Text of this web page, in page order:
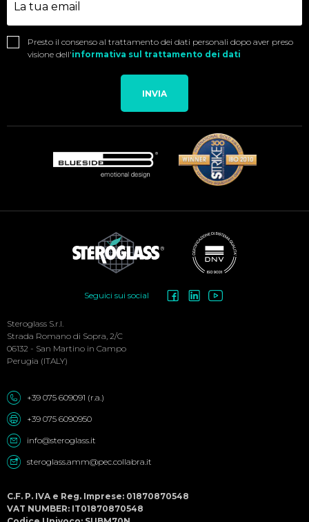
Presto il consenso al trattamento dei dati personali dopo aver preso
visione dell'informativa sul trattamento dei dati
INVIA
Menu
Seguici sui social
Steroglass S.r.l.
Strada Romano di Sopra, 2/C
06132 - San Martino in Campo
Perugia (ITALY)
+39 075 609091 (r.a.)
+39 075 6090950
info@steroglass.it
steroglass.amm@pec.collabra.it
C.F. P. IVA e Reg. Imprese: 01870870548
VAT NUMBER: IT01870870548